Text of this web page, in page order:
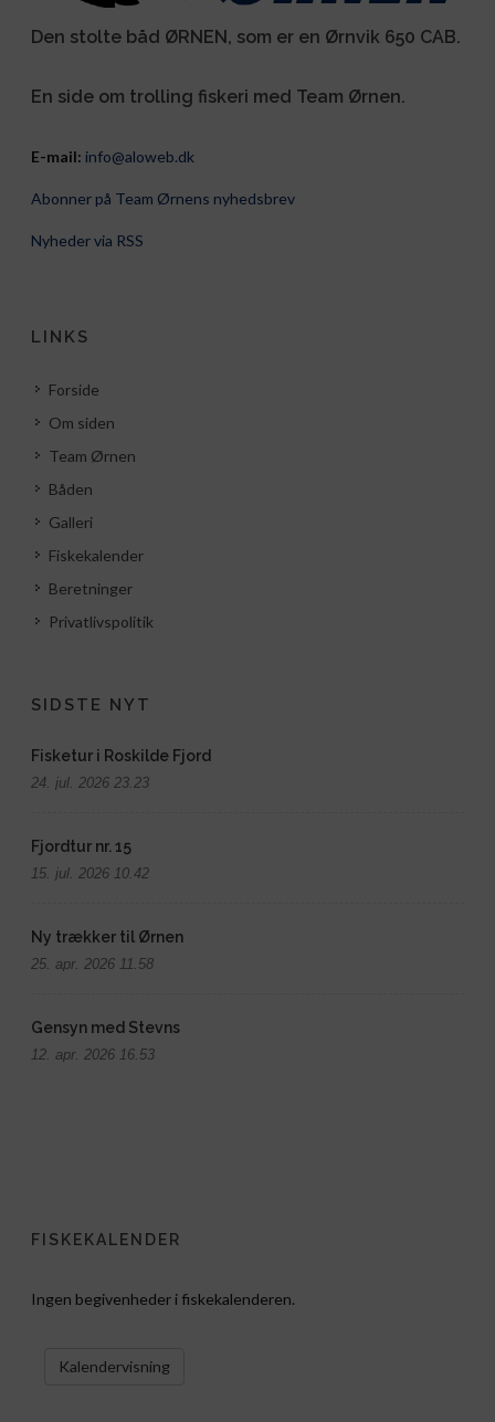
Den stolte båd ØRNEN, som er en Ørnvik 650 CAB.
En side om trolling fiskeri med Team Ørnen.
E-mail: info@aloweb.dk
Abonner på Team Ørnens nyhedsbrev
Nyheder via RSS
LINKS
Forside
Om siden
Team Ørnen
Båden
Galleri
Fiskekalender
Beretninger
Privatlivspolitik
SIDSTE NYT
Fisketur i Roskilde Fjord
24. jul. 2026 23.23
Fjordtur nr. 15
15. jul. 2026 10.42
Ny trækker til Ørnen
25. apr. 2026 11.58
Gensyn med Stevns
12. apr. 2026 16.53
FISKEKALENDER
Ingen begivenheder i fiskekalenderen.
Kalendervisning